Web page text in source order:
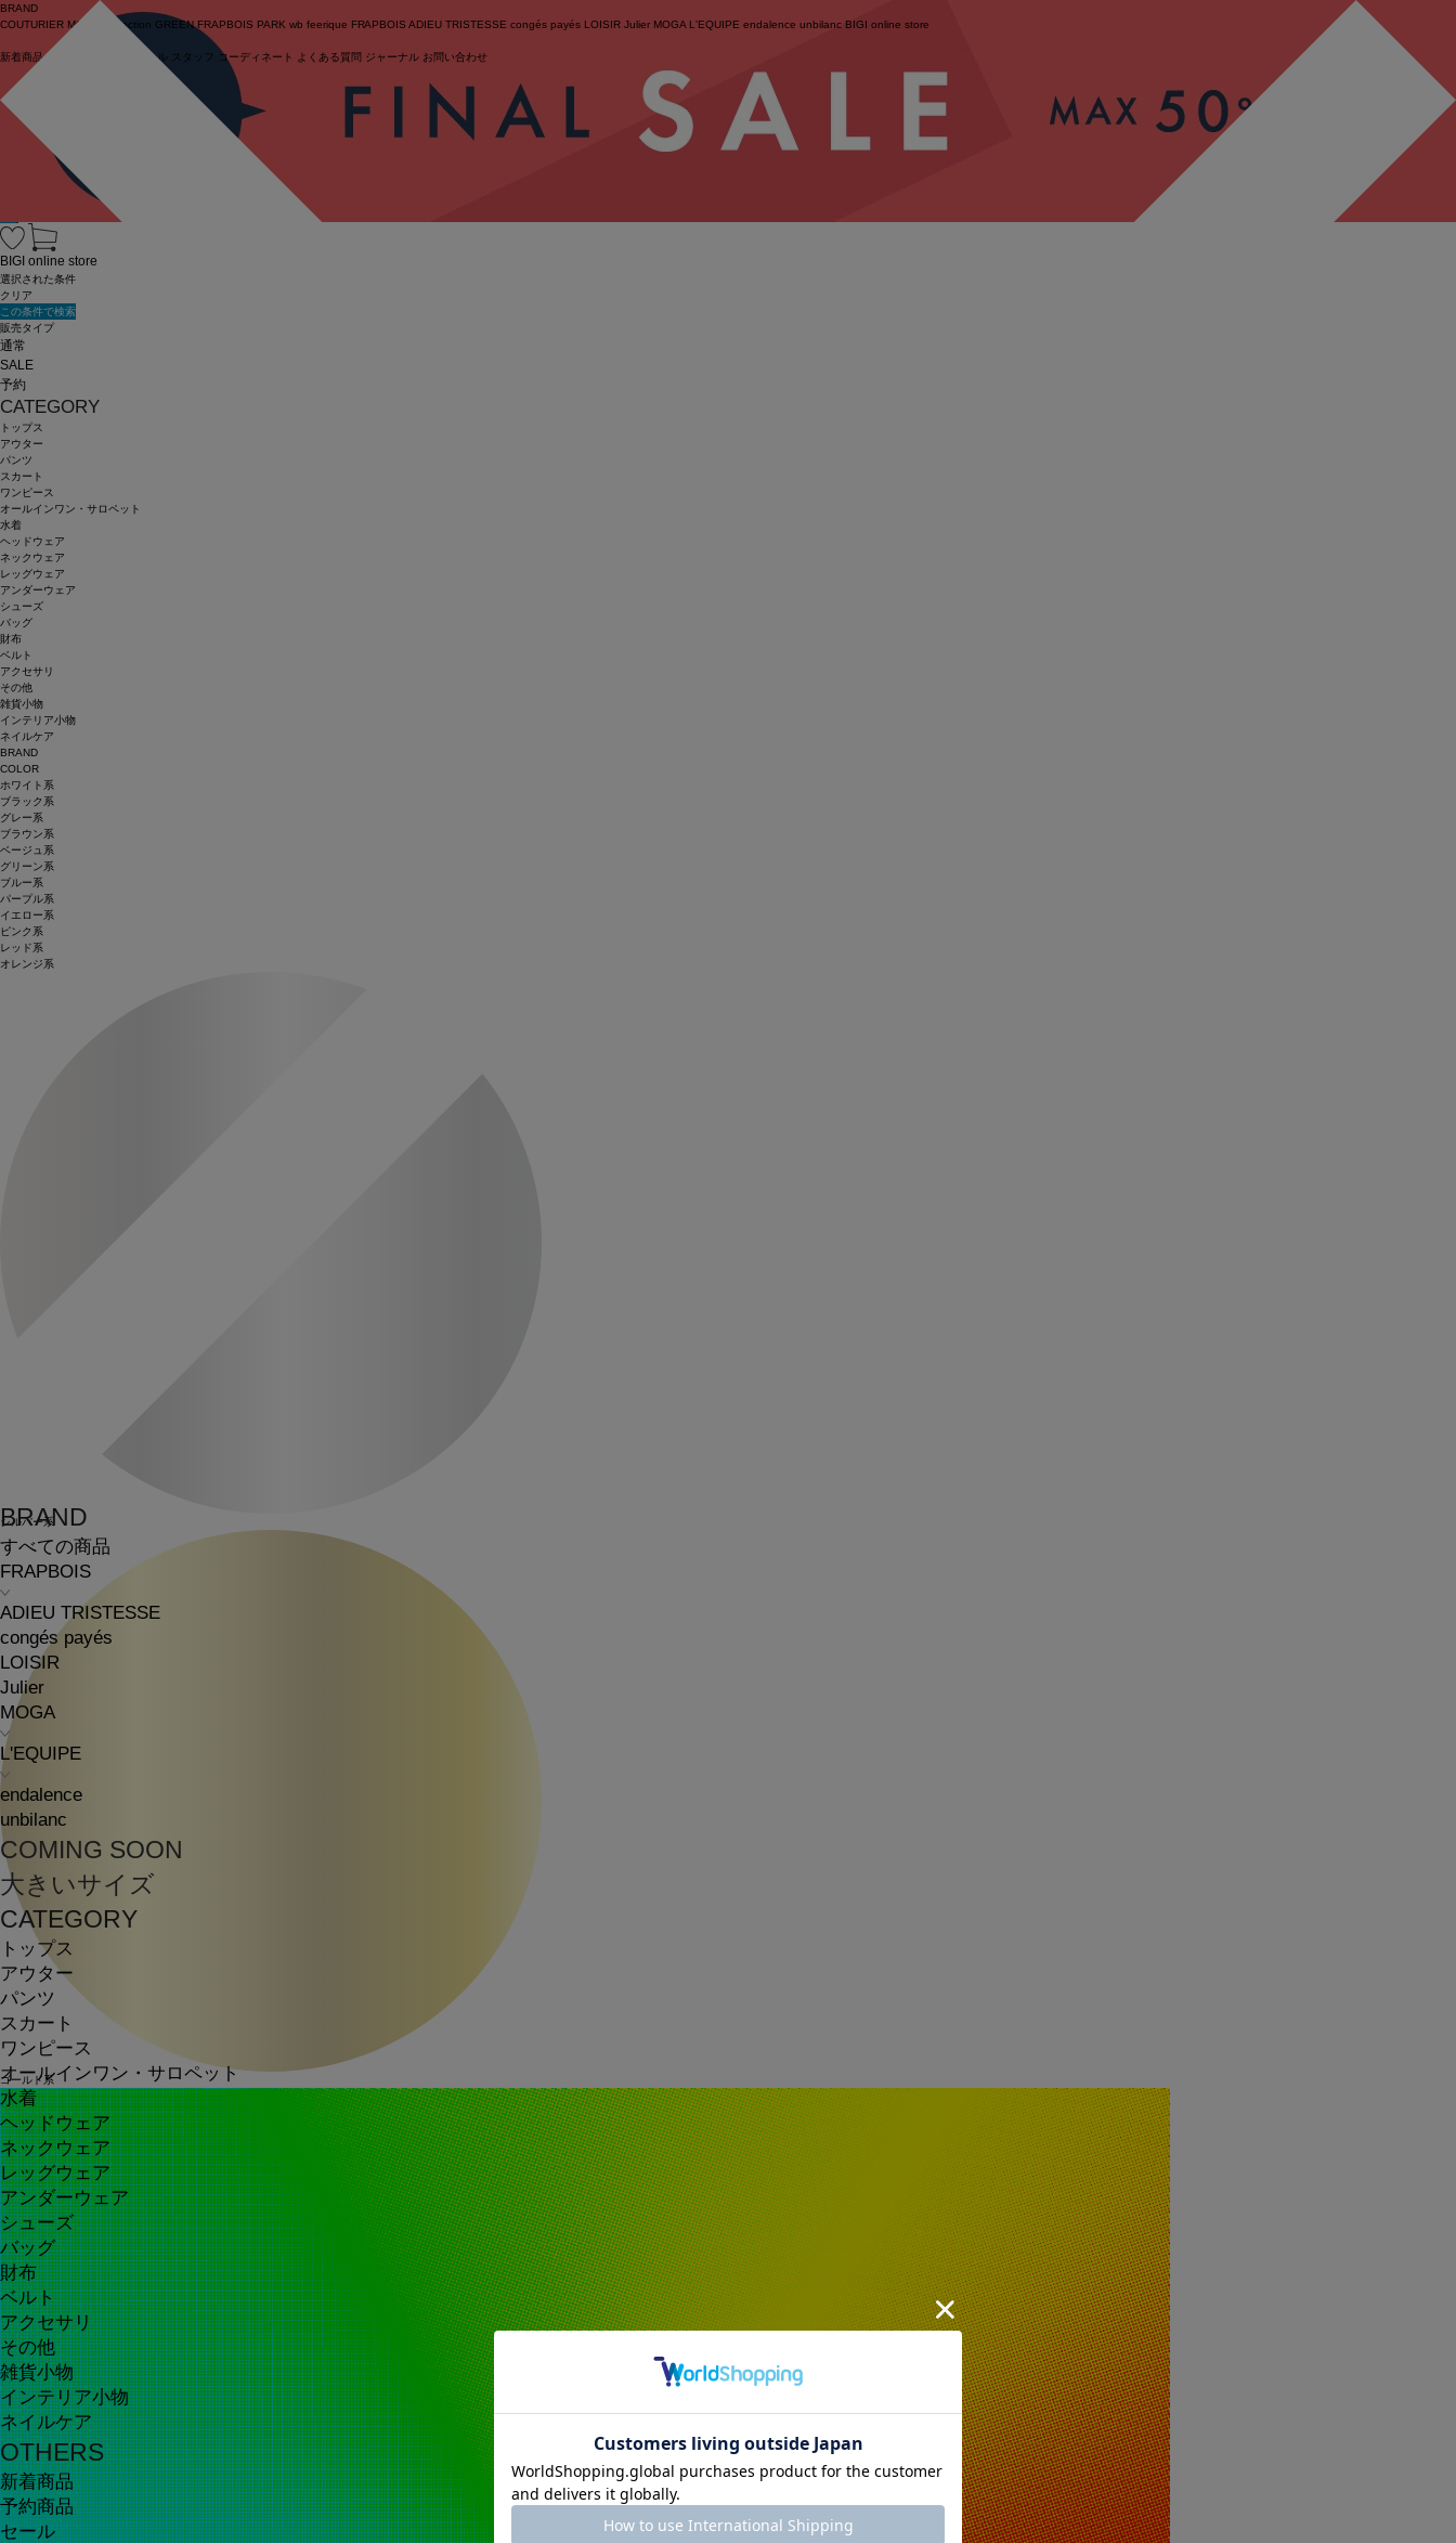
BRAND
COUTURIER MOGA Collection GREEN FRAPBOIS PARK wb feerique FRAPBOIS ADIEU TRISTESSE congés payés LOISIR Julier MOGA L'EQUIPE endalence unbilanc BIGI online store
新着商品 (ライブ) セール スタッフ コーディネート よくある質問 ジャーナル お問い合わせ
BRAND
すべての商品
FRAPBOIS
ADIEU TRISTESSE
congés payés
LOISIR
Julier
MOGA
L'EQUIPE
endalence
unbilanc
COMING SOON
大きいサイズ
CATEGORY
トップス
アウター
パンツ
スカート
ワンピース
オールインワン・サロペット
水着
ヘッドウェア
ネックウェア
レッグウェア
アンダーウェア
シューズ
バッグ
財布
ベルト
アクセサリ
その他
雑貨小物
インテリア小物
ネイルケア
OTHERS
新着商品
予約商品
セール
BIGI online store
選択された条件
クリア
この条件で検索
販売タイプ
通常
SALE
予約
CATEGORY
トップス
アウター
パンツ
スカート
ワンピース
オールインワン・サロペット
水着
ヘッドウェア
ネックウェア
レッグウェア
アンダーウェア
シューズ
バッグ
財布
ベルト
アクセサリ
その他
雑貨小物
インテリア小物
ネイルケア
BRAND
COLOR
ホワイト系
ブラック系
グレー系
ブラウン系
ベージュ系
グリーン系
ブルー系
パープル系
イエロー系
ピンク系
レッド系
オレンジ系
シルバー系
ゴールド系